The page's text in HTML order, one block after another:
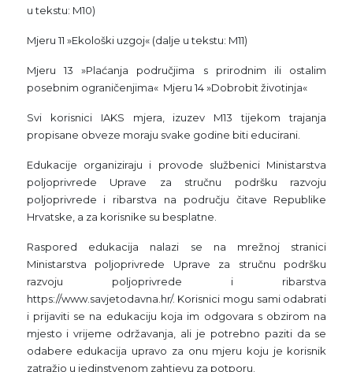
u tekstu: M10)
Mjeru 11 »Ekološki uzgoj« (dalje u tekstu: M11)
Mjeru 13 »Plaćanja područjima s prirodnim ili ostalim
posebnim ograničenjima« Mjeru 14 »Dobrobit životinja«
Svi korisnici IAKS mjera, izuzev M13 tijekom trajanja
propisane obveze moraju svake godine biti educirani.
Edukacije organiziraju i provode službenici Ministarstva
poljoprivrede Uprave za stručnu podršku razvoju
poljoprivrede i ribarstva na području čitave Republike
Hrvatske, a za korisnike su besplatne.
Raspored edukacija nalazi se na mrežnoj stranici
Ministarstva poljoprivrede Uprave za stručnu podršku
razvoju poljoprivrede i ribarstva
https://www.savjetodavna.hr/. Korisnici mogu sami odabrati
i prijaviti se na edukaciju koja im odgovara s obzirom na
mjesto i vrijeme održavanja, ali je potrebno paziti da se
odabere edukacija upravo za onu mjeru koju je korisnik
zatražio u jedinstvenom zahtjevu za potporu.